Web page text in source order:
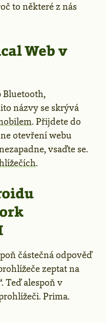
to některé z nás
Web v
Bluetooth,
názvy se skrývá
. Přijdete do
otevření webu
vsaďte se.
.
částečná odpověď
zeptat na
Teď alespoň v
Prima.